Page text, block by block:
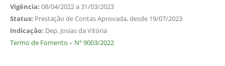
Vigência: 08/04/2022 a 31/03/2023
Status: Prestação de Contas Aprovada, desde 19/07/2023
Indicação: Dep. Josias da Vitória
Termo de Fomento – Nº 9003/2022